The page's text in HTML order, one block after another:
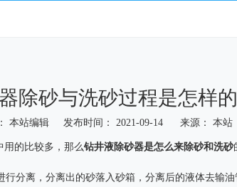
除砂与洗砂过程是怎样的
站编辑 发布时间： 2021-09-14 来源： 本站
用的比较多，那么钻井液除砂器是怎么来除砂和洗砂
分离，分离出的砂落入砂箱，分离后的液体去输油